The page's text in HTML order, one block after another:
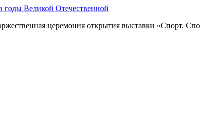
годы Великой Отечественной
церемония открытия выставки «Спорт.